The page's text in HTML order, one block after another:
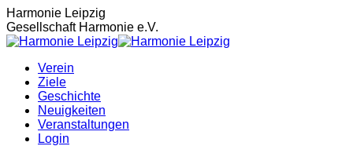
Zum
Inhalt
springen
Harmonie Leipzig
Gesellschaft Harmonie e.V.
Verein
Ziele
Geschichte
Neuigkeiten
Veranstaltungen
Login